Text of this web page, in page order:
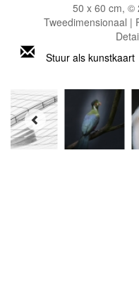
50 x 60 cm, ©
Tweedimensionaal |
Stuur als kunstkaart